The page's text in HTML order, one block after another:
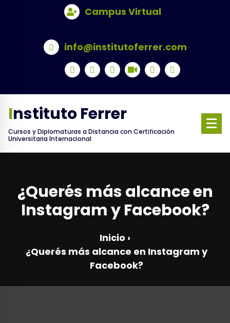
Campus Virtual
info@institutoferrer.com
Instituto Ferrer
Cursos y Diplomaturas a Distancia con Certificación
Universitaria Internacional
¿Querés más alcance en
Instagram y Facebook?
Inicio ›
¿Querés más alcance en Instagram y
Facebook?